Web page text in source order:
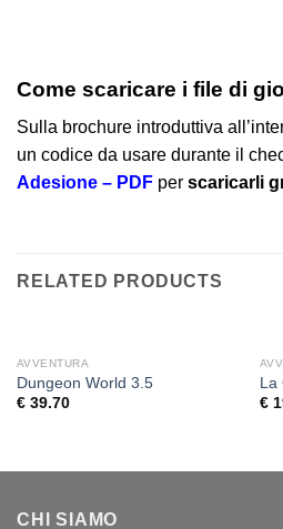
Come scaricare i file di
Sulla brochure introduttiva
un codice da usare durante il
Adesione – PDF per scaricarli
RELATED PRODUCTS
AVVENTURA
Dungeon World 3.5
€39.70
La
€
CHI SIAMO